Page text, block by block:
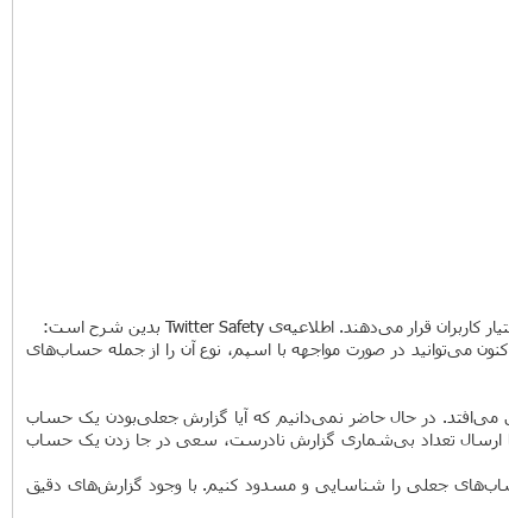
می‌توانید در صورت مواجهه با اسپم، نوع آن را از جمله حساب‌های
می‌افتد. در حال حاضر نمی‌دانیم که آیا گزارش جعلی‌بودن یک حساب
با ارسال تعداد بی‌شماری گزارش نادرست، سعی در جا زدن یک حساب
جعلی را شناسایی و مسدود کنیم. با وجود گزارش‌های دقیق‌